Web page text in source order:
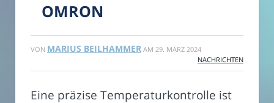
OMRON
VON MARIUS BEILHAMMER AM 29. MÄRZ 2024
NACHRICHTEN
Eine präzise Temperaturkontrolle ist